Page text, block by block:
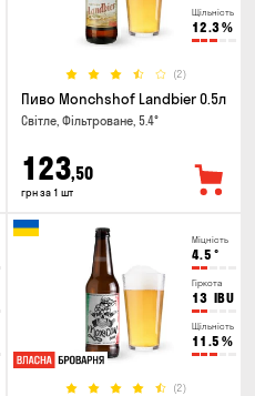
Щільність
12.3%
(2)
Пиво Monchshof Landbier 0.5л
Світле, Фільтроване, 5.4°
123,50
грн за 1 шт
Міцність
4.5 °
Гіркота
13 IBU
Щільність
11.5 %
(2)